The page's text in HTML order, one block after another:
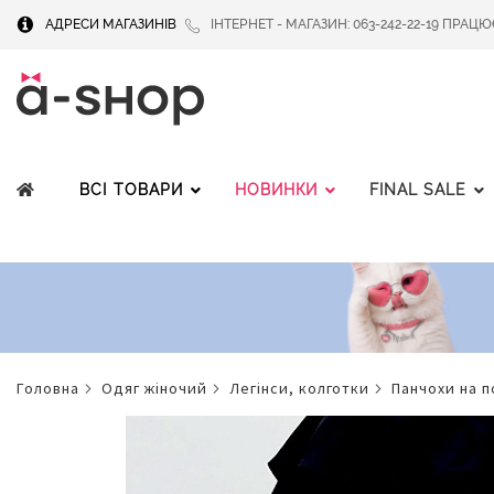
АДРЕСИ МАГАЗИНІВ ІНТЕРНЕТ - МАГАЗИН: 063-242-22-19
ВСІ ТОВАРИ НОВИНКИ FINAL SALE
головна одяг жіночий легінси, колготки панчохи на